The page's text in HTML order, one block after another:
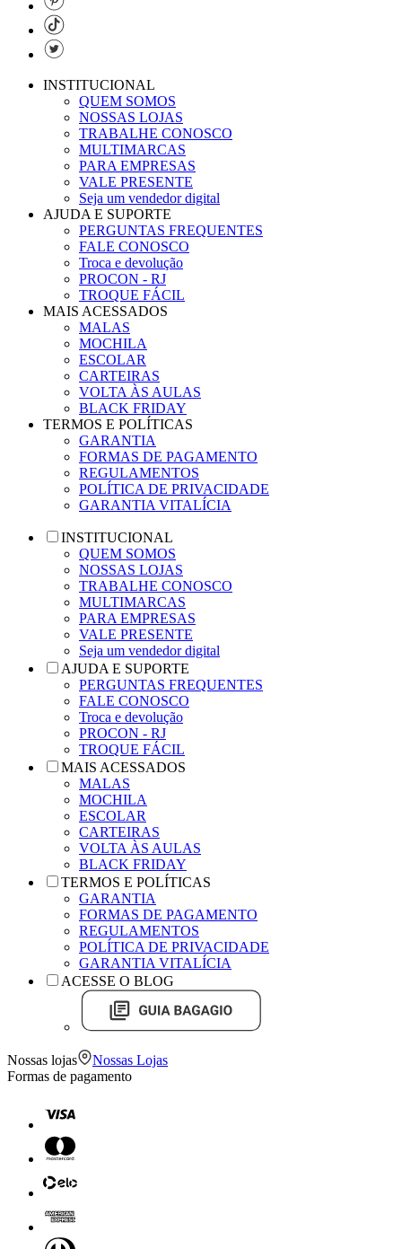
INSTITUCIONAL
QUEM SOMOS
NOSSAS LOJAS
TRABALHE CONOSCO
MULTIMARCAS
PARA EMPRESAS
VALE PRESENTE
Seja um vendedor digital
AJUDA E SUPORTE
PERGUNTAS FREQUENTES
FALE CONOSCO
Troca e devolução
PROCON - RJ
TROQUE FÁCIL
MAIS ACESSADOS
MALAS
MOCHILA
ESCOLAR
CARTEIRAS
VOLTA ÀS AULAS
BLACK FRIDAY
TERMOS E POLÍTICAS
GARANTIA
FORMAS DE PAGAMENTO
REGULAMENTOS
POLÍTICA DE PRIVACIDADE
GARANTIA VITALÍCIA
INSTITUCIONAL
QUEM SOMOS
NOSSAS LOJAS
TRABALHE CONOSCO
MULTIMARCAS
PARA EMPRESAS
VALE PRESENTE
Seja um vendedor digital
AJUDA E SUPORTE
PERGUNTAS FREQUENTES
FALE CONOSCO
Troca e devolução
PROCON - RJ
TROQUE FÁCIL
MAIS ACESSADOS
MALAS
MOCHILA
ESCOLAR
CARTEIRAS
VOLTA ÀS AULAS
BLACK FRIDAY
TERMOS E POLÍTICAS
GARANTIA
FORMAS DE PAGAMENTO
REGULAMENTOS
POLÍTICA DE PRIVACIDADE
GARANTIA VITALÍCIA
ACESSE O BLOG
Nossas lojas
Nossas Lojas
Formas de pagamento